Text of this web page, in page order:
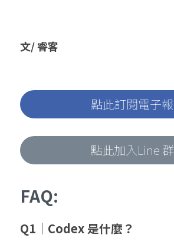
文/ 睿客
點此訂閱電子報
點此加入Line 群
FAQ:
Q1｜Codex 是什麼？